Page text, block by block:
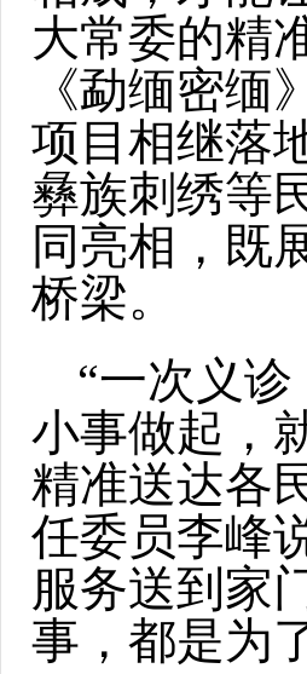
大常委的精
《勐缅密
项目相继落
彝族刺绣等
同亮相，既
桥梁。
“一次义
小事做起，
精准送达各
任委员李峰
服务送到家
事，都是为